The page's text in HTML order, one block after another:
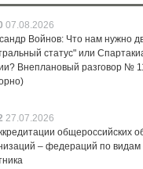
07.08.2026
Войнов: Что нам нужно
статус" или
Внеплановый разговор №
27.07.2026
общероссийских
– федераций по